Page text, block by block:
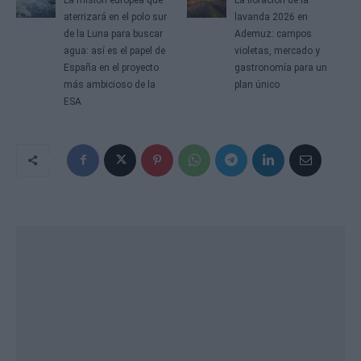
aterrizará en el polo sur
de la Luna para buscar
agua: así es el papel de
España en el proyecto
más ambicioso de la
ESA
lavanda 2026 en
Ademuz: campos
violetas, mercado y
gastronomía para un
plan único